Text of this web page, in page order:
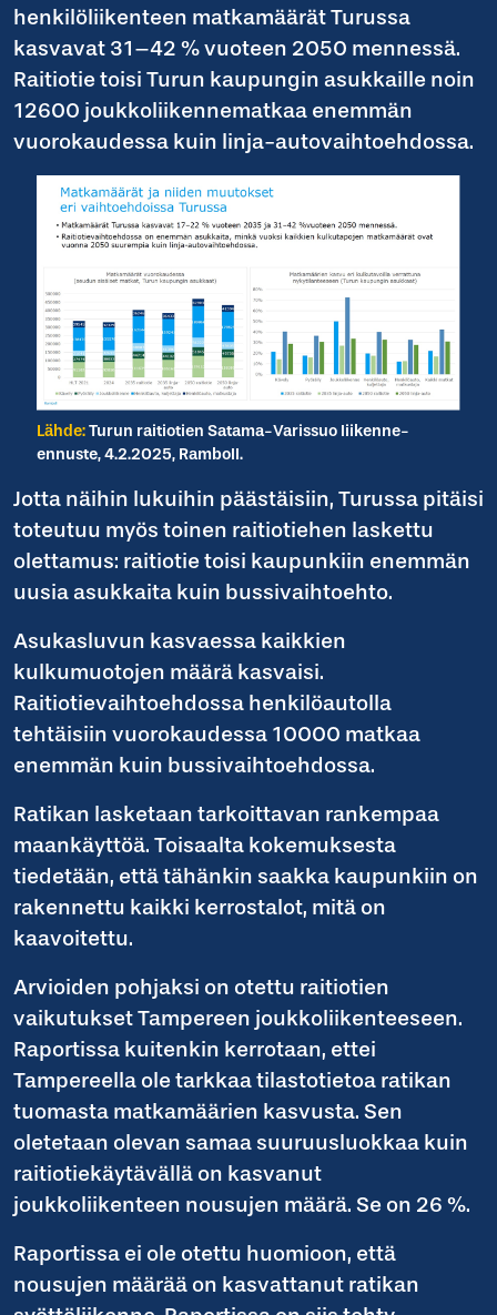
henkilöliikenteen matkamäärät Turussa
kasvavat 31–42 % vuoteen 2050 mennessä.
Raitiotie toisi Turun kaupungin asukkaille noin
12600 joukkoliikennematkaa enemmän
vuorokaudessa kuin linja-autovaihtoehdossa.
Lähde:Turun raitiotien Satama-Varissuo liikenne-
ennuste, 4.2.2025, Ramboll.
Jotta näihin lukuihin päästäisiin, Turussa pitäisi
toteutuu myös toinen raitiotiehen laskettu
olettamus: raitiotie toisi kaupunkiin enemmän
uusia asukkaita kuin bussivaihtoehto.
Asukasluvun kasvaessa kaikkien
kulkumuotojen määrä kasvaisi.
Raitiotievaihtoehdossa henkilöautolla
tehtäisiin vuorokaudessa 10000 matkaa
enemmän kuin bussivaihtoehdossa.
Ratikan lasketaan tarkoittavan rankempaa
maankäyttöä. Toisaalta kokemuksesta
tiedetään, että tähänkin saakka kaupunkiin on
rakennettu kaikki kerrostalot, mitä on
kaavoitettu.
Arvioiden pohjaksi on otettu raitiotien
vaikutukset Tampereen joukkoliikenteeseen.
Raportissa kuitenkin kerrotaan, ettei
Tampereella ole tarkkaa tilastotietoa ratikan
tuomasta matkamäärien kasvusta. Sen
oletetaan olevan samaa suuruusluokkaa kuin
raitiotiekäytävällä on kasvanut
joukkoliikenteen nousujen määrä. Se on 26 %.
Raportissa ei ole otettu huomioon, että
nousujen määrää on kasvattanut ratikan